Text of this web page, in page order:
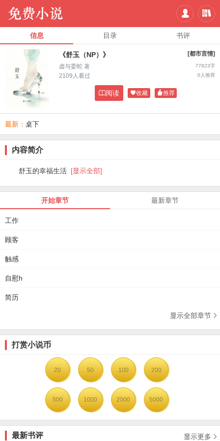
 
信息 目录 书评
[都市言情]
《舒玉（NP）》
77823字
虚与委蛇 著
0人推荐
2109人看过
阅读 收藏 推荐
最新： 桌下
内容简介
舒玉的幸福生活 [显示全部]
开始章节 最新章节
工作
顾客
触感
自慰h
简历
显示全部章节
打赏小说币
20 50 100 200
500 1000 2000 5000
最新书评 显示更多 